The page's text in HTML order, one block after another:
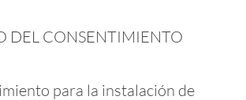
DEL CONSENTIMIENTO
para la instalación de